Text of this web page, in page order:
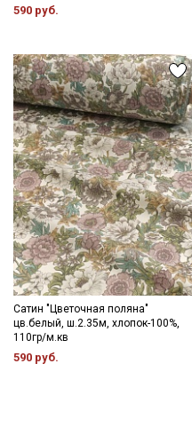
590 руб.
Сатин "Цветочная поляна"
цв.белый, ш.2.35м, хлопок-100%,
110гр/м.кв
590 руб.